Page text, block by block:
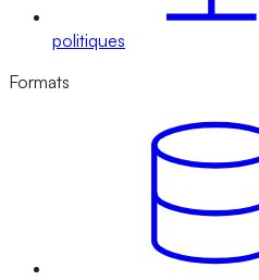
politiques
Formats